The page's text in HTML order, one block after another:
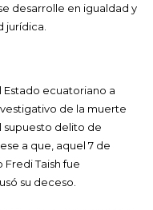
desarrolle en igualdad y
jurídica.
Estado ecuatoriano a
de la muerte
supuesto delito de
a que, aquel 7 de
Taish fue
su deceso.